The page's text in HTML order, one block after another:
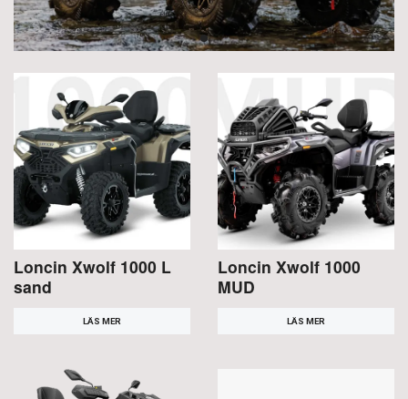
Loncin Xwolf 1000 L
sand
LÄS MER
Loncin Xwolf 1000
MUD
LÄS MER